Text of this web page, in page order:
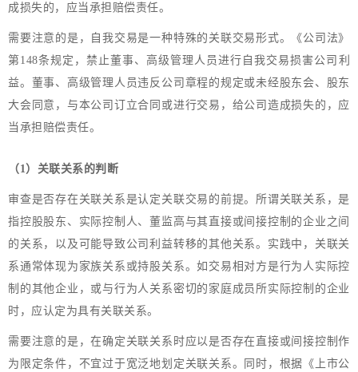
成损失的，应当承担赔偿责任。
需要注意的是，自我交易是一种特殊的关联交易形式。《公司法》
第148条规定，禁止董事、高级管理人员进行自我交易损害公司利
益。董事、高级管理人员违反公司章程的规定或未经股东会、股东
大会同意，与本公司订立合同或进行交易，给公司造成损失的，应
当承担赔偿责任。
（1）关联关系的判断
审查是否存在关联关系是认定关联交易的前提。所谓关联关系，是
指控股股东、实际控制人、董监高与其直接或间接控制的企业之间
的关系，以及可能导致公司利益转移的其他关系。实践中，关联关
系通常体现为家族关系或持股关系。如交易相对方是行为人实际控
制的其他企业，或与行为人关系密切的家庭成员所实际控制的企业
时，应认定为具有关联关系。
需要注意的是，在确定关联关系时应以是否存在直接或间接控制作
为限定条件，不宜过于宽泛地划定关联关系。同时，根据《上市公